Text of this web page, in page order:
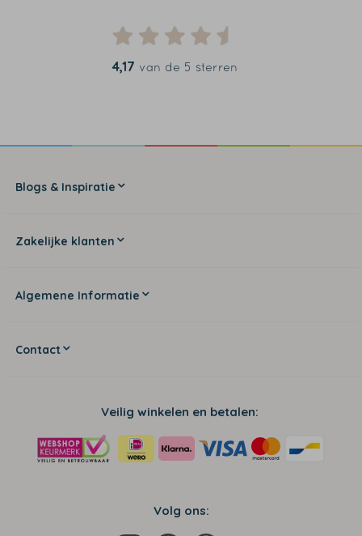
4,17 van de 5 sterren
Blogs & Inspiratie
Zakelijke klanten
Algemene Informatie
Contact
Veilig winkelen en betalen:
Volg ons: